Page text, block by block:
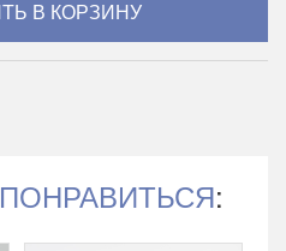
ПОНРАВИТЬСЯ: